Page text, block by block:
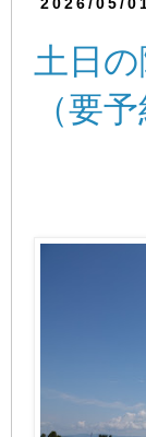
土日
（要予